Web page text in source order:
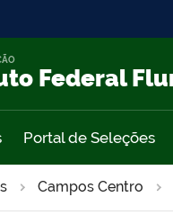
Federal
Portal de Seleções
Campos Centro